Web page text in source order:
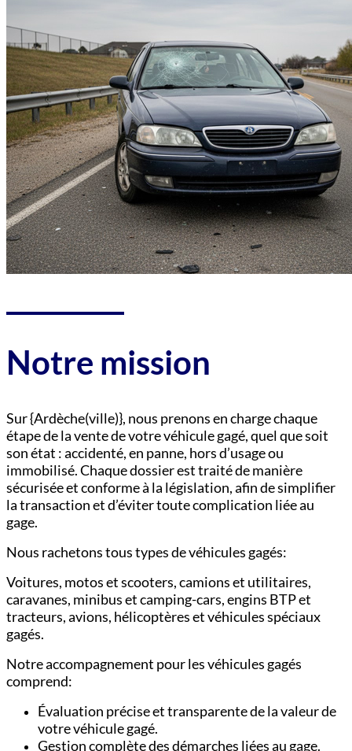
Notre mission
Sur {Ardèche(ville)}, nous prenons en charge chaque
étape de la vente de votre véhicule gagé, quel que soit
son état : accidenté, en panne, hors d’usage ou
immobilisé. Chaque dossier est traité de manière
sécurisée et conforme à la législation, afin de simplifier
la transaction et d’éviter toute complication liée au
gage.
Nous rachetons tous types de véhicules gagés:
Voitures, motos et scooters,camions et utilitaires,
caravanes, minibus et camping-cars,engins BTP et
tracteurs,avions, hélicoptères et véhicules spéciaux
gagés.
Notre accompagnement pour les véhicules gagés
comprend:
Évaluation précise et transparente de la valeur de
votre véhicule gagé.
Gestion complète des démarches liées au gage.